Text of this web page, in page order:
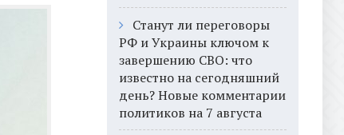
Станут ли переговоры
РФ и Украины ключом к
завершению СВО: что
известно на сегодняшний
день? Новые комментарии
политиков на 7 августа